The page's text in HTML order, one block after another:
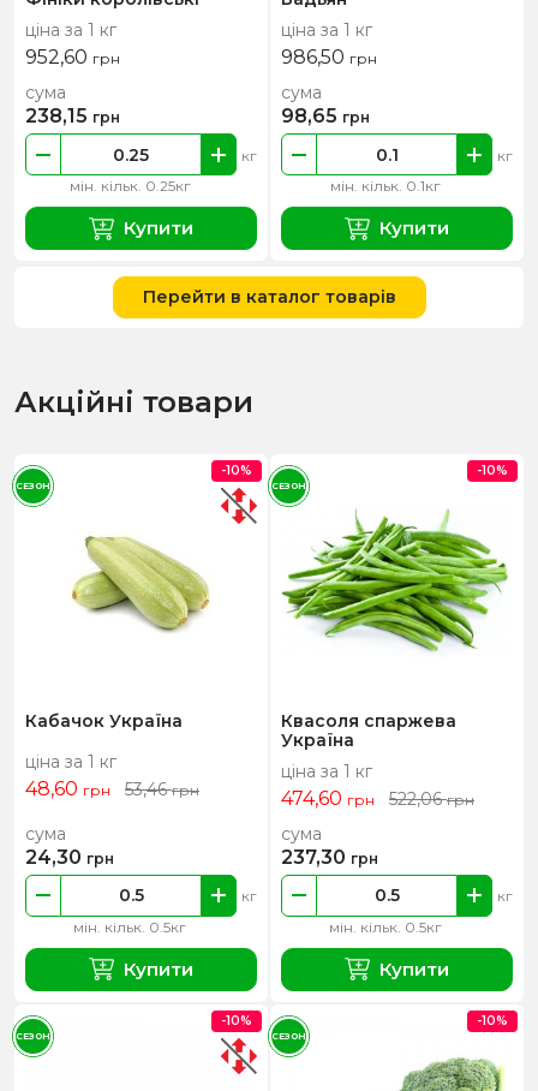
ціна за 1 кг
952,60 грн
мін. кільк. 0.25кг
кг
сума
238,15 грн
Купити
ціна за 1 кг
986,50 грн
мін. кільк. 0.1кг
кг
сума
98,65 грн
Купити
Перейти в каталог товарів
Акційні товари
Кабачок Україна
ціна за 1 кг
48,60 грн 53,46грн
мін. кільк. 0.5кг
кг
сума
24,30 грн
Купити
-10%
СЕЗОН
Квасоля спаржева
Україна
ціна за 1 кг
474,60 грн 522,06грн
мін. кільк. 0.5кг
кг
сума
237,30 грн
Купити
-10%
СЕЗОН
-10%
СЕЗОН
-10%
СЕЗОН